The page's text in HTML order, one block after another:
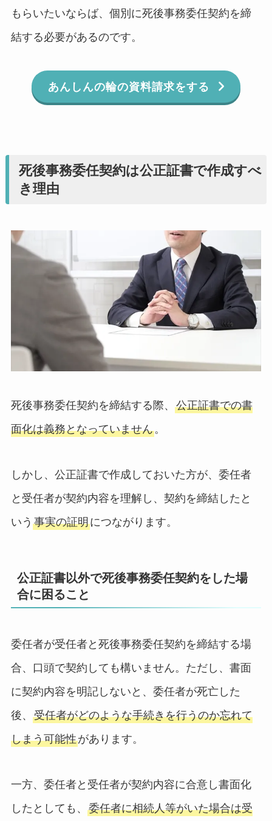
もらいたいならば、個別に死後事務委任契約を締
結する必要があるのです。
あんしんの輪の資料請求をする
死後事務委任契約は公正証書で作成すべ
き理由
死後事務委任契約を締結する際、 公正証書での書
面化は義務となっていません。
しかし、公正証書で作成しておいた方が、委任者
と受任者が契約内容を理解し、契約を締結したと
いう 事実の証明につながります。
公正証書以外で死後事務委任契約をした場
合に困ること
委任者が受任者と死後事務委任契約を締結する場
合、口頭で契約しても構いません。ただし、書面
に契約内容を明記しないと、委任者が死亡した
後、 受任者がどのような手続きを行うのか忘れて
しまう可能性があります。
一方、委任者と受任者が契約内容に合意し書面化
したとしても、 委任者に相続人等がいた場合は受